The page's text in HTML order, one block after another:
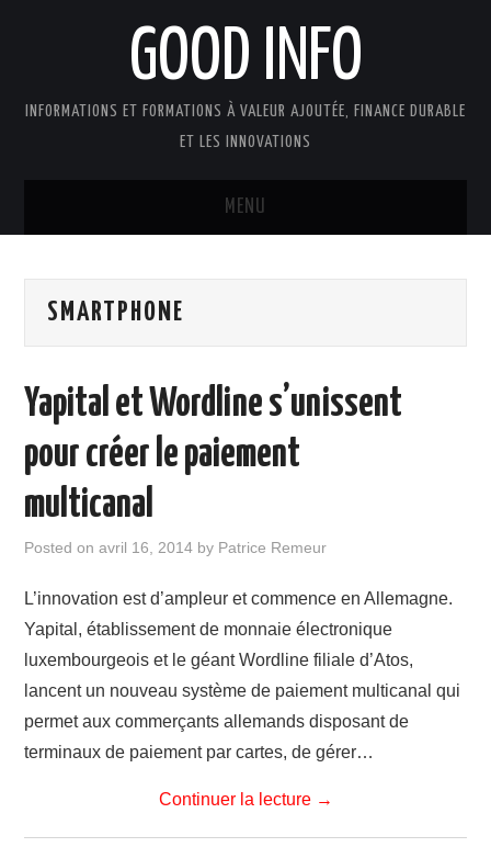
GOOD INFO
INFORMATIONS ET FORMATIONS À VALEUR AJOUTÉE, FINANCE DURABLE
ET LES INNOVATIONS
MENU
GOOD INFO DANS LA PRESSE
PUBLICATIONS
SMARTPHONE
Yapital et Wordline s’unissent
pour créer le paiement
multicanal
Posted onavril 16, 2014 by Patrice Remeur
L’innovation est d’ampleur et commence en Allemagne.
Yapital, établissement de monnaie électronique
luxembourgeois et le géant Wordline filiale d’Atos,
lancent un nouveau système de paiement multicanal qui
permet aux commerçants allemands disposant de
terminaux de paiement par cartes, de gérer…
Continuer la lecture →